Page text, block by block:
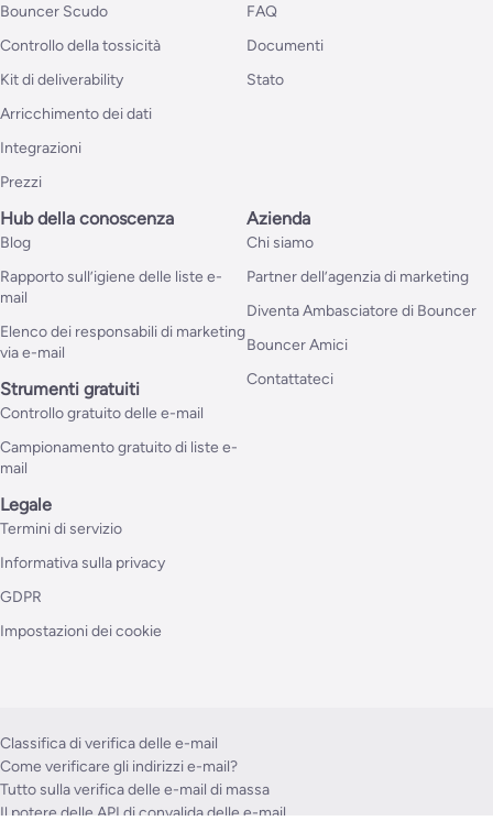
Bouncer Scudo
Controllo della tossicità
Kit di deliverability
Arricchimento dei dati
Integrazioni
Prezzi
FAQ
Documenti
Stato
Hub della conoscenza
Blog
Rapporto sull’igiene delle liste e-
mail
Elenco dei responsabili di marketing
via e-mail
Strumenti gratuiti
Controllo gratuito delle e-mail
Campionamento gratuito di liste e-
mail
Azienda
Chi siamo
Partner dell’agenzia di marketing
Diventa Ambasciatore di Bouncer
Bouncer Amici
Contattateci
Legale
Termini di servizio
Informativa sulla privacy
GDPR
Impostazioni dei cookie
Classifica di verifica delle e-mail
Come verificare gli indirizzi e-mail?
Tutto sulla verifica delle e-mail di massa
Il potere delle API di convalida delle e-mail